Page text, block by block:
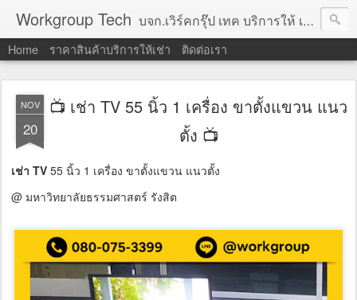
Workgroup Tech บจก.เวิร์คกรุ๊ป เทค บริการให้ เช่าคอมพิวเตอร์ โน้ตบุ๊ค โปรเจคเตอร์ ทีวีจอแบน จอทัชสกรีน ตู้คีออส วีดีโอวอล และอุปกรณ์อื่น ๆ บริการให้เช่าเป็น รายวัน
Home ราคาสินค้าบริการให้เช่า ติดต่อเรา
NOV
20
📺 เช่า TV 55 นิ้ว 1 เครื่อง ขาตั้งแขวน แนว
ตั้ง 📺
เช่า TV 55 นิ้ว 1 เครื่อง ขาตั้งแขวน แนวตั้ง
@ มหาวิทยาลัยธรรมศาสตร์ รังสิต